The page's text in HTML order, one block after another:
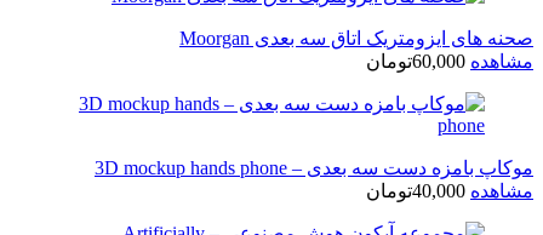
صحنه های ایزومتریک اتاق سه بعدی Moorgan
مشاهده 60,000تومان
موکاپ بامزه دست سه بعدی – 3D mockup hands phone
مشاهده 40,000تومان